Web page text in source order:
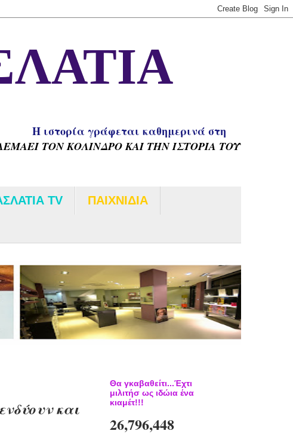
H ιστορία γράφεται καθημερινά στη
ΤΟΝ ΚΟΛΙΝΔΡΟ ΚΑΙ ΤΗΝ ΙΣΤΟΡΙΑ ΤΟΥ
TV ΠΑΙΧΝΙΔΙΑ
και
Θα γκαβαθείτι...Έχτι
μιλιτήσ ως ιδώια ένα
κιαμέτ!!!
26,796,448